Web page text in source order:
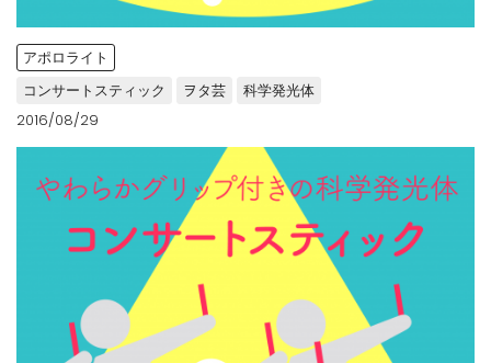
アポロライト
コンサートスティック
ヲタ芸
科学発光体
2016/08/29